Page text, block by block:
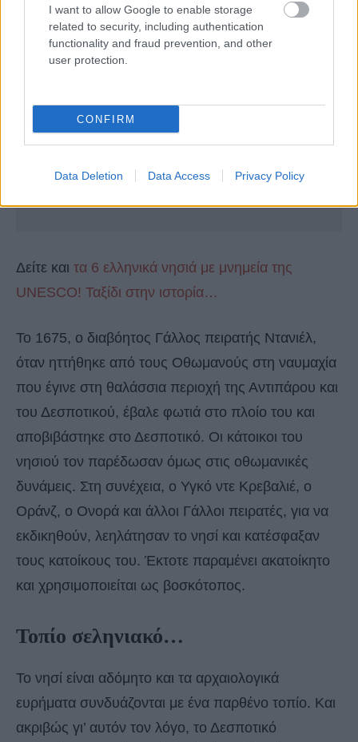
I want to allow Google to enable storage
related to security, including authentication
functionality and fraud prevention, and other
user protection.
CONFIRM
Data Deletion Data Access Privacy Policy
Δείτε και τα 6 ελληνικά νησιά με μνημεία της
UNESCO! Ταξίδι στην ιστορία…
Το 1675, ο διαβόητος Γάλλος πειρατής Ντανιέλ,
όταν ηττήθηκε από τους Οθωμανούς στη ναυμαχία
που έγινε στη θαλάσσια περιοχή της Αντιπάρου και
του Δεσποτικού, έβαλε φωτιά στο πλοίο του και
αποβιβάστηκε στο Δεσποτικό. Οι κάτοικοι του
νησιού τον παρέδωσαν όμως στις οθωμανικές
δυνάμεις. Στη συνέχεια, ο Υγκό ντε Κρεβαλιέ, ο
Οράνζ, ο Ονορά και άλλοι Γάλλοι πειρατές, για να
εκδικηθούν, λεηλάτησαν το νησί και κατέσφαξαν
τους κατοίκους του. Έκτοτε παραμένει ακατοίκητο
και χρησιμοποιείται ως βοσκότοπος.
Τοπίο σεληνιακό…
Το νησί είναι αδόμητο και τα αρχαιολογικά
ευρήματα συνδυάζονται με ένα παρθένο τοπίο. Και
ακριβώς γι’ αυτόν τον λόγο, το Δεσποτικό